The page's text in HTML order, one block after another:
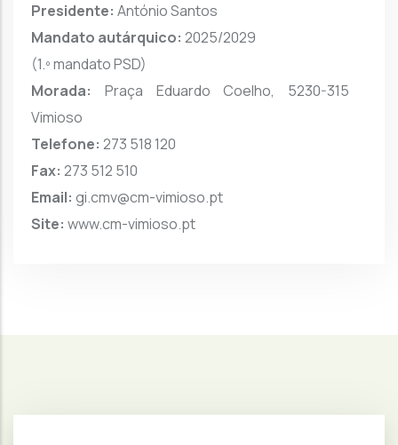
Presidente: António Santos
Mandato autárquico: 2025/2029
(1.º mandato PSD)
Morada: Praça Eduardo Coelho, 5230-315
Vimioso
Telefone: 273 518 120
Fax: 273 512 510
Email: gi.cmv@cm-vimioso.pt
Site: www.cm-vimioso.pt